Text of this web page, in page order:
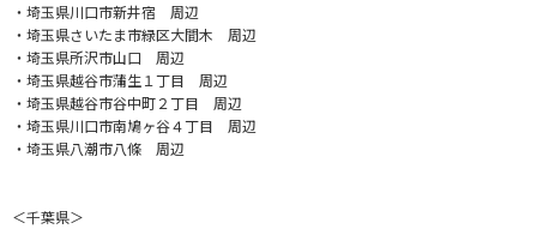
・埼玉県川口市新井宿 周辺
・埼玉県さいたま市緑区大間木 周辺
・埼玉県所沢市山口 周辺
・埼玉県越谷市蒲生１丁目 周辺
・埼玉県越谷市谷中町２丁目 周辺
・埼玉県川口市南鳩ヶ谷４丁目 周辺
・埼玉県八潮市八條 周辺
＜千葉県＞